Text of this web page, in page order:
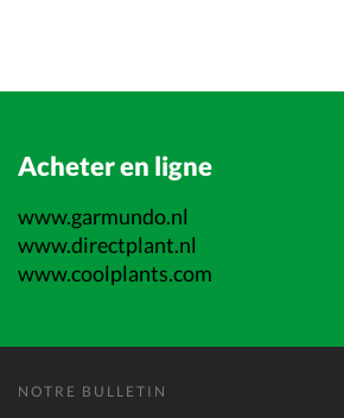
Acheter en ligne
www.garmundo.nl
www.directplant.nl
www.coolplants.com
NOTRE BULLETIN